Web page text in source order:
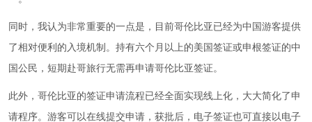
同时，我认为非常重要的一点是，目前哥伦比亚已经为中国游客提供
了相对便利的入境机制。持有六个月以上的美国签证或申根签证的中
国公民，短期赴哥旅行无需再申请哥伦比亚签证。
此外，哥伦比亚的签证申请流程已经全面实现线上化，大大简化了申
请程序。游客可以在线提交申请，获批后，电子签证也可直接以电子